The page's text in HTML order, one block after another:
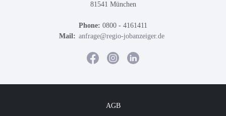
81541 München
Phone: 0800 - 4161411
Mail: anfrage@regio-jobanzeiger.de
AGB